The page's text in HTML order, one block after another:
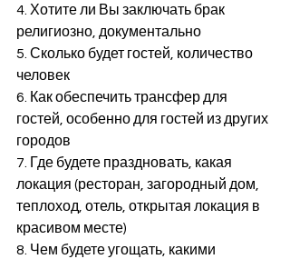
4. Хотите ли Вы заключать брак
религиозно, документально
5. Сколько будет гостей, количество
человек
6. Как обеспечить трансфер для
гостей, особенно для гостей из других
городов
7. Где будете праздновать, какая
локация (ресторан, загородный дом,
теплоход, отель, открытая локация в
красивом месте)
8. Чем будете угощать, какими